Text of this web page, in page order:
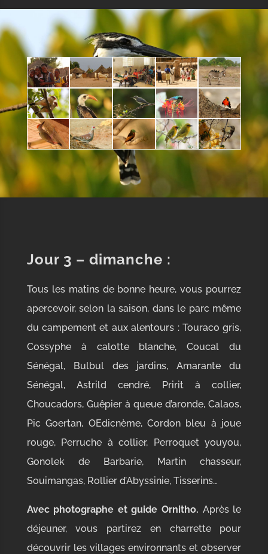
Jour 3 – dimanche :
Tous les matins de bonne heure, vous pourrez
apercevoir, selon la saison, dans le parc même
du campement et aux alentours : Touraco gris,
Cossyphe à calotte blanche, Coucal du
Sénégal, Bulbul des jardins, Amarante du
Sénégal, Astrild cendré, Pririt à collier,
Choucadors, Guêpier à queue d’aronde, Calaos,
Pic Goertan, OEdicnème, Cordon bleu à joue
rouge, Perruche à collier, Perroquet youyou,
Gonolek de Barbarie, Martin chasseur,
Souimangas, Rollier d’Abyssinie, Tisserins…
Avec photographe et guide Ornitho. Après le
déjeuner, vous partirez en charrette pour
découvrir les villages environnants et observer